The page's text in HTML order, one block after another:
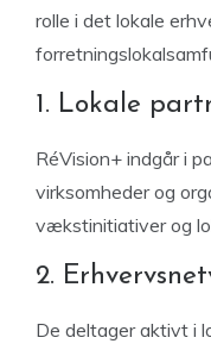
rolle i det lokale
1. Lokale
RéVision+ indgår i
virksomheder og
vækstinitiativer og
2.
De deltager aktivt i